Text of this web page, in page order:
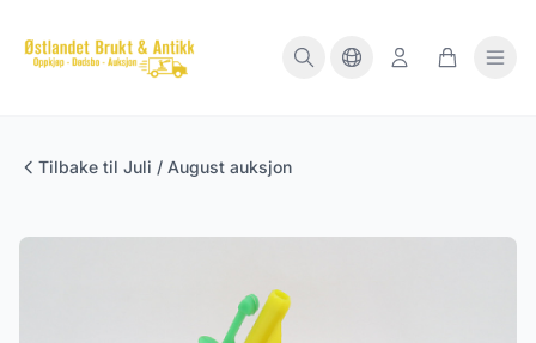
Tilbake til Juli / August auksjon